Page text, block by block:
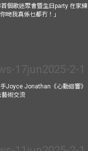
個歌迷聚會暨生日party 在家練
哋我真係乜都冇！」
Joyce Jonathan《心動迴響》
藝術交流